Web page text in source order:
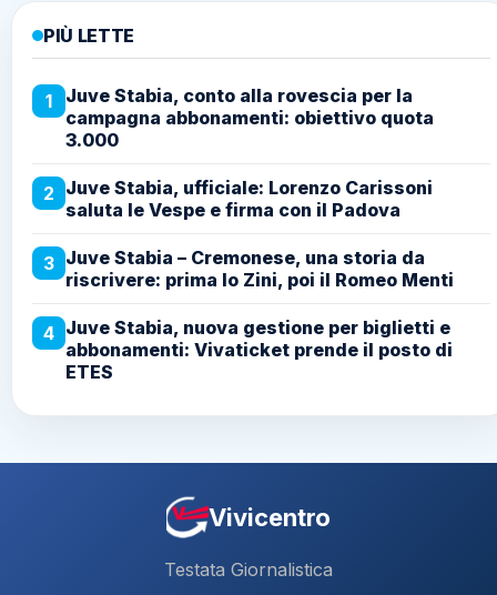
PIÙ LETTE
1
Juve Stabia, conto alla rovescia per la
campagna abbonamenti: obiettivo quota
3.000
2 Juve Stabia, ufficiale: Lorenzo Carissoni
saluta le Vespe e firma con il Padova
3 Juve Stabia – Cremonese, una storia da
riscrivere: prima lo Zini, poi il Romeo Menti
4 Juve Stabia, nuova gestione per biglietti e
abbonamenti: Vivaticket prende il posto di
ETES
Vivicentro
Testata Giornalistica